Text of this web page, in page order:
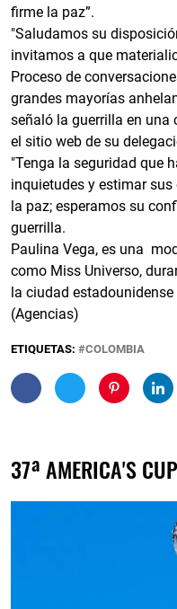
firme la paz”.
"Saludamos su
invitamos a que
Proceso de
grandes mayorías
señaló la guerrilla en
el sitio web de su
"Tenga la seguridad que
inquietudes y estimar
la paz; esperamos su
guerrilla.
Paulina Vega, es una
como Miss Universo,
la ciudad estadounidense
(Agencias)
ETIQUETAS: COLOMBIA
37ª AMERICA'S